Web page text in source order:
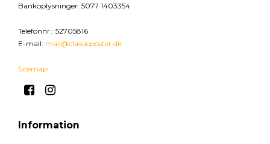
Bankoplysninger: 5077 1403354
Telefonnr. : 52705816
E-mail: mail@classicposter.dk
Sitemap
Information